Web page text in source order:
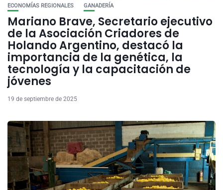
ECONOMÍAS REGIONALES GANADERÍA
Mariano Brave, Secretario ejecutivo
de la Asociación Criadores de
Holando Argentino, destacó la
importancia de la genética, la
tecnología y la capacitación de
jóvenes
19 de septiembre de 2025